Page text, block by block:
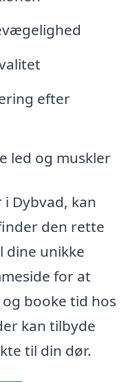
efter
led og muskler
Dybvad, kan
den rette
dine unikke
for at
booke tid hos
kan tilbyde
til din dør.